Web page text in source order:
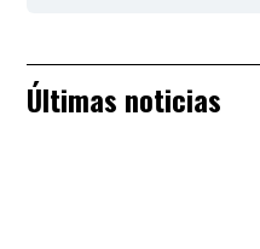
Últimas noticias